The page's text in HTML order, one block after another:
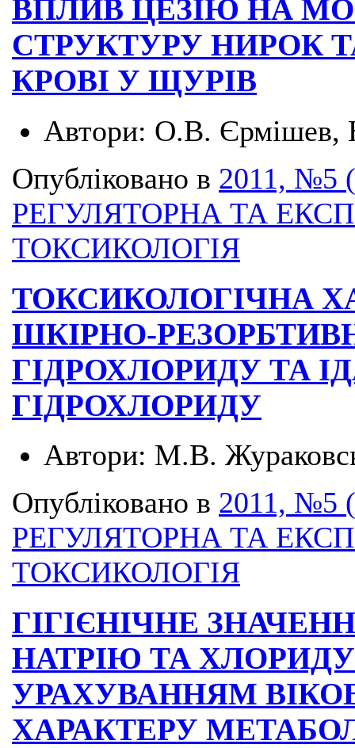
ВПЛИВ ЦЕЗІЮ НА
СТРУКТУРУ НИРОК
КРОВІ У ЩУРІВ
Автори: О.В. Єрмішев,
Опубліковано в 2011, №5
РЕГУЛЯТОРНА ТА
ТОКСИКОЛОГІЯ
ТОКСИКОЛОГІЧНА
ШКІРНО-
ГІДРОХЛОРИДУ ТА
ГІДРОХЛОРИДУ
Автори: М.В.
Опубліковано в 2011, №5
РЕГУЛЯТОРНА ТА
ТОКСИКОЛОГІЯ
ГІГІЄНІЧНЕ
НАТРІЮ ТА
УРАХУВАННЯМ
ХАРАКТЕРУ